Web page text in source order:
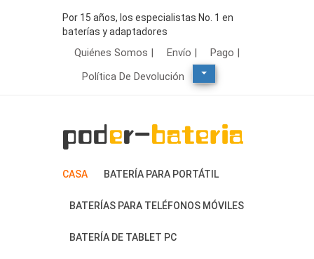
Por 15 años, los especialistas No. 1 en
baterías y adaptadores
Quiénes Somos | Envío |
Pago |
Política De Devolución
CASA BATERÍA PARA PORTÁTIL
BATERÍAS PARA TELÉFONOS MÓVILES
BATERÍA DE TABLET PC